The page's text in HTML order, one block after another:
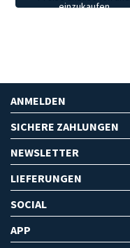
einzukaufen
ANMELDEN
SICHERE ZAHLUNGEN
NEWSLETTER
LIEFERUNGEN
SOCIAL
APP